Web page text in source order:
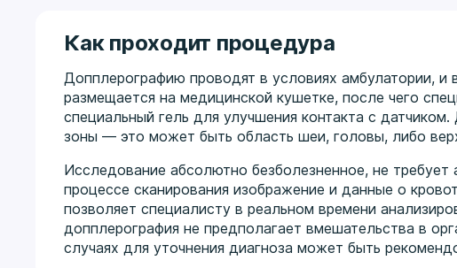
Как проходит процедура
Допплерографию проводят в условиях амбулатории,
размещается на медицинской кушетке, после чего
специальный гель для улучшения контакта с
зоны — это может быть область шеи, головы, либо
Исследование абсолютно безболезненное, не
процессе сканирования изображение и данные о
позволяет специалисту в реальном времени
допплерография не предполагает вмешательства в
случаях для уточнения диагноза может быть